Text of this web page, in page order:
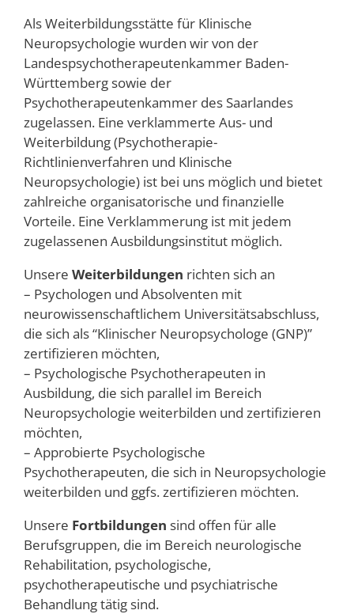
Als Weiterbildungsstätte für Klinische
Neuropsychologie wurden wir von der
Landespsychotherapeutenkammer Baden-
Württemberg sowie der
Psychotherapeutenkammer des Saarlandes
zugelassen. Eine verklammerte Aus- und
Weiterbildung (Psychotherapie-
Richtlinienverfahren und Klinische
Neuropsychologie) ist bei uns möglich und bietet
zahlreiche organisatorische und finanzielle
Vorteile. Eine Verklammerung ist mit jedem
zugelassenen Ausbildungsinstitut möglich.
Unsere Weiterbildungen richten sich an
– Psychologen und Absolventen mit
neurowissenschaftlichem Universitätsabschluss,
die sich als “Klinischer Neuropsychologe (GNP)”
zertifizieren möchten,
– Psychologische Psychotherapeuten in
Ausbildung, die sich parallel im Bereich
Neuropsychologie weiterbilden und zertifizieren
möchten,
– Approbierte Psychologische
Psychotherapeuten, die sich in Neuropsychologie
weiterbilden und ggfs. zertifizieren möchten.
Unsere Fortbildungen sind offen für alle
Berufsgruppen, die im Bereich neurologische
Rehabilitation, psychologische,
psychotherapeutische und psychiatrische
Behandlung tätig sind.